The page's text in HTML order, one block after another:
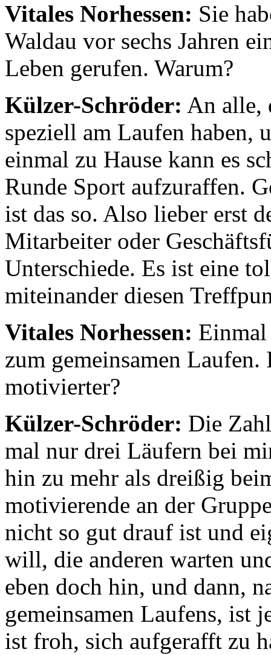
Vitales Norhessen: Sie
Waldau vor sechs Jahren
Leben gerufen. Warum?
Külzer-Schröder: An alle,
speziell am Laufen haben,
einmal zu Hause kann es
Runde Sport aufzuraffen.
ist das so. Also lieber erst
Mitarbeiter oder
Unterschiede. Es ist eine
miteinander diesen
Vitales Norhessen:
zum gemeinsamen
motivierter?
Külzer-Schröder: Die
mal nur drei Läufern bei
hin zu mehr als dreißig
motivierende an der
nicht so gut drauf ist und
will, die anderen warten
eben doch hin, und dann,
gemeinsamen Laufens, ist
ist froh, sich aufgerafft zu